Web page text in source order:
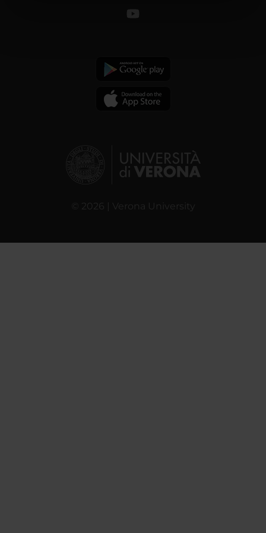
nostri partner che si occupano di analisi dei dati web,
© 2026 | Verona University